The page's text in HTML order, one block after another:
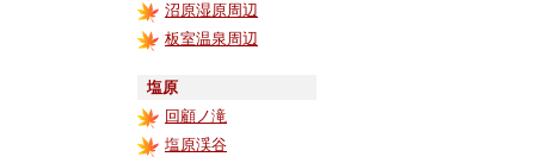
沼原湿原周辺
板室温泉周辺
塩原
回顧ノ滝
塩原渓谷